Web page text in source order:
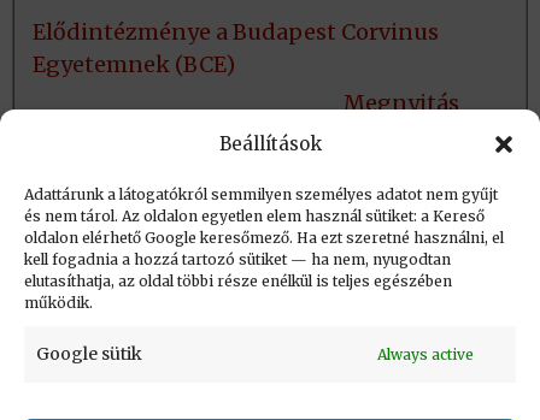
Beállítások
Adattárunk a látogatókról semmilyen személyes adatot nem gyűjt
és nem tárol. Az oldalon egyetlen elem használ sütiket: a Kereső
oldalon elérhető Google keresőmező. Ha ezt szeretné használni, el
kell fogadnia a hozzá tartozó sütiket — ha nem, nyugodtan
elutasíthatja, az oldal többi része enélkül is teljes egészében
működik.
Google sütik Always active
Elődintézménye a Budapest Corvinus
Egyetemnek (BCE)
Megnyitás
KAPCSOLAT | Impresszum | Felhasználási
feltételek
Vissza a lap tetejére